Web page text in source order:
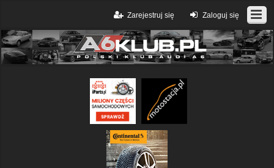
Zaloguj się
Zarejestruj się